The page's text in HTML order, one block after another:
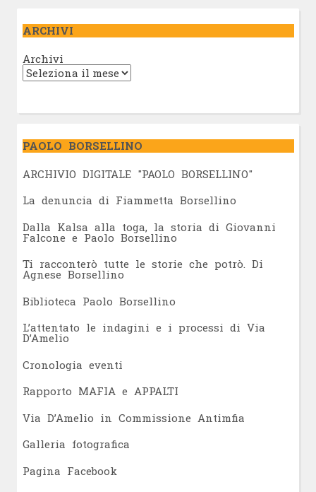
ARCHIVI
Archivi
PAOLO BORSELLINO
ARCHIVIO DIGITALE "PAOLO BORSELLINO"
La denuncia di Fiammetta Borsellino
Dalla Kalsa alla toga, la storia di Giovanni
Falcone e Paolo Borsellino
Ti racconterò tutte le storie che potrò. Di
Agnese Borsellino
Biblioteca Paolo Borsellino
L’attentato le indagini e i processi di Via
D’Amelio
Cronologia eventi
Rapporto MAFIA e APPALTI
Via D’Amelio in Commissione Antimfia
Galleria fotografica
Pagina Facebook